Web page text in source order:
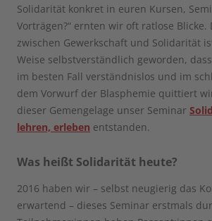
Solidarität konkret in euren Kursen,
Vorträgen?“ ernten wir oft ratlose Blicke.
zwischen Gewerkschaft und Solidarität
Weise selbstverständlich geworden,
im besten Fall verständnislos und im
dem Vorwurf der Blasphemie quittiert
dieser Gemengelage unser Seminar
lehren, erleben entstanden.
Was heißt Solidarität heute?
2016 haben wir – selbst neugierig das
erwartend – dieses Seminar erstmals